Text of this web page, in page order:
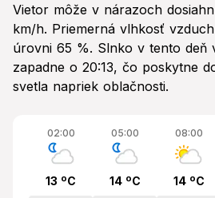
Vietor môže v nárazoch
km/h. Priemerná vlhkosť
úrovni 65 %. Slnko v tento deň
zapadne o 20:13, čo poskytne
svetla napriek oblačnosti.
02:00
13 ºC
05:00
14 ºC
08:00
14 ºC